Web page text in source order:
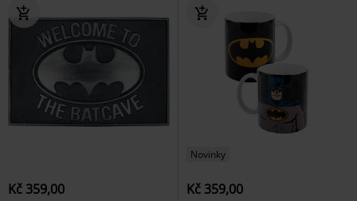
Kč 359,00
Novinky
Kč 359,00